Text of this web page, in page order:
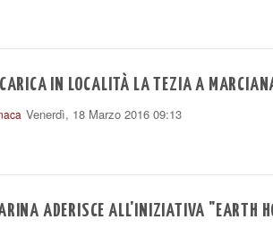
IN LOCALITÀ LA TEZIA A
Venerdì, 18 Marzo 2016 09:13
ADERISCE ALL'INIZIATIVA "EARTH